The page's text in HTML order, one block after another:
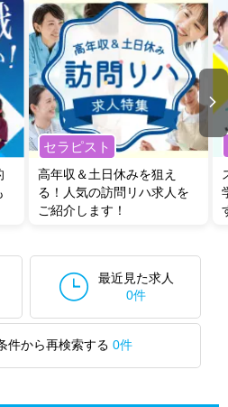
セラピスト
高年収＆土日休みを狙え
る！人気の訪問リハ求人を
ご紹介します！
最近見た求人
0件
件から再検索する 0件